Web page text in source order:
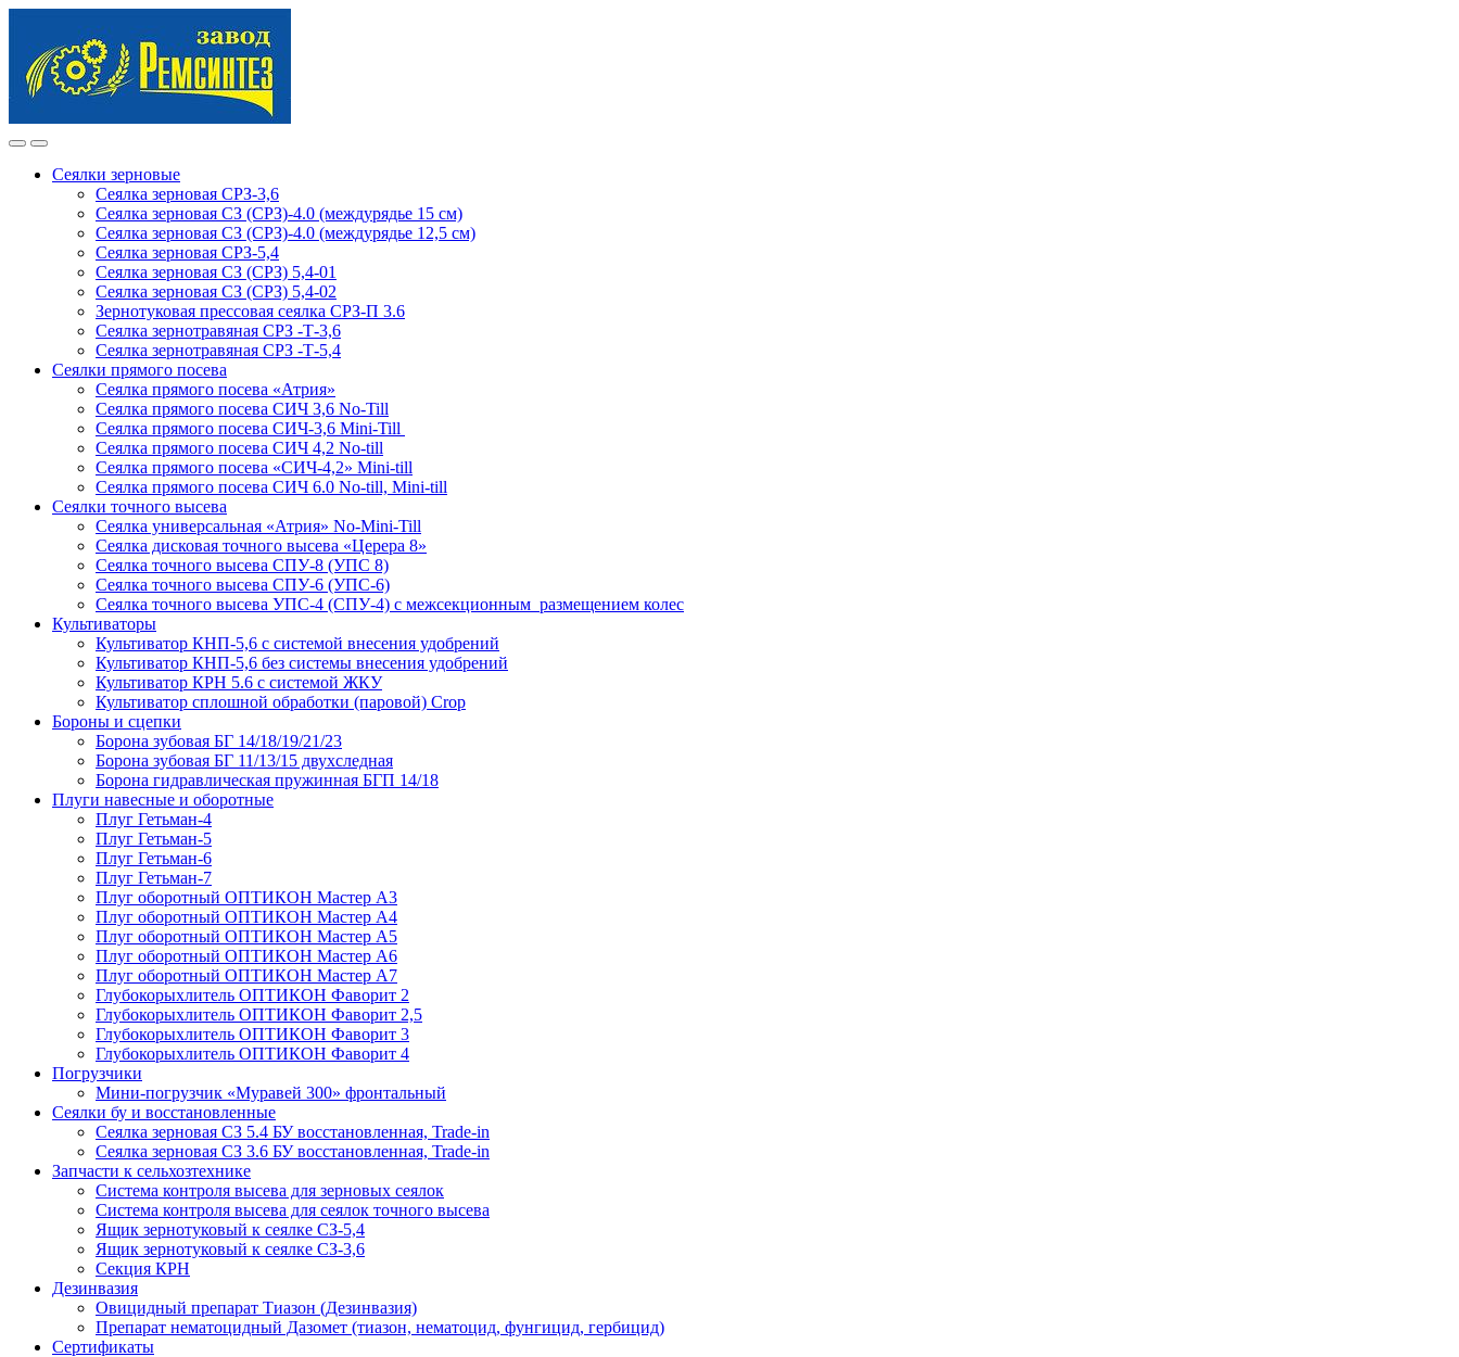
navigation
content
Сеялки зерновые
Сеялка зерновая СРЗ-3,6
Сеялка зерновая СЗ (СРЗ)-4.0 (междурядье 15 см)
Сеялка зерновая СЗ (СРЗ)-4.0 (междурядье 12,5 см)
Сеялка зерновая СРЗ-5,4
Сеялка зерновая СЗ (СРЗ) 5,4-01
Сеялка зерновая СЗ (СРЗ) 5,4-02
Зернотуковая прессовая сеялка СРЗ-П 3.6
Сеялка зернотравяная СРЗ -Т-3,6
Сеялка зернотравяная СРЗ -Т-5,4
Сеялки прямого посева
Сеялка прямого посева «Атрия»
Сеялка прямого посева СИЧ 3,6 No-Till
Сеялка прямого посева СИЧ-3,6 Mini-Till
Сеялка прямого посева СИЧ 4,2 No-till
Сеялка прямого посева «СИЧ-4,2» Mini-till
Сеялка прямого посева СИЧ 6.0 No-till, Mini-till
Сеялки точного высева
Сеялка универсальная «Атрия» No-Mini-Till
Сеялка дисковая точного высева «Церера 8»
Сеялка точного высева СПУ-8 (УПС 8)
Сеялка точного высева СПУ-6 (УПС-6)
Сеялка точного высева УПС-4 (СПУ-4) с межсекционным размещением колес
Культиваторы
Культиватор КНП-5,6 с системой внесения удобрений
Культиватор КНП-5,6 без системы внесения удобрений
Культиватор КРН 5.6 с системой ЖКУ
Культиватор сплошной обработки (паровой) Crop
Бороны и сцепки
Борона зубовая БГ 14/18/19/21/23
Борона зубовая БГ 11/13/15 двухследная
Борона гидравлическая пружинная БГП 14/18
Плуги навесные и оборотные
Плуг Гетьман-4
Плуг Гетьман-5
Плуг Гетьман-6
Плуг Гетьман-7
Плуг оборотный ОПТИКОН Мастер А3
Плуг оборотный ОПТИКОН Мастер А4
Плуг оборотный ОПТИКОН Мастер А5
Плуг оборотный ОПТИКОН Мастер А6
Плуг оборотный ОПТИКОН Мастер А7
Глубокорыхлитель ОПТИКОН Фаворит 2
Глубокорыхлитель ОПТИКОН Фаворит 2,5
Глубокорыхлитель ОПТИКОН Фаворит 3
Глубокорыхлитель ОПТИКОН Фаворит 4
Погрузчики
Мини-погрузчик «Муравей 300» фронтальный
Сеялки бу и восстановленные
Сеялка зерновая СЗ 5.4 БУ восстановленная, Trade-in
Сеялка зерновая СЗ 3.6 БУ восстановленная, Trade-in
Запчасти к сельхозтехнике
Система контроля высева для зерновых сеялок
Система контроля высева для сеялок точного высева
Ящик зернотуковый к сеялке СЗ-5,4
Ящик зернотуковый к сеялке СЗ-3,6
Секция КРН
Дезинвазия
Овицидный препарат Тиазон (Дезинвазия)
Препарат нематоцидный Дазомет (тиазон, нематоцид, фунгицид, гербицид)
Сертификаты